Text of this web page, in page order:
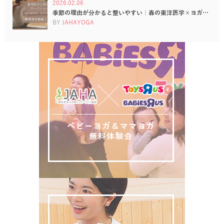
2026.02.06
季節の理由が分かると整いやすい｜春の東洋医学×ヨガ…
BY JAHAYOGA